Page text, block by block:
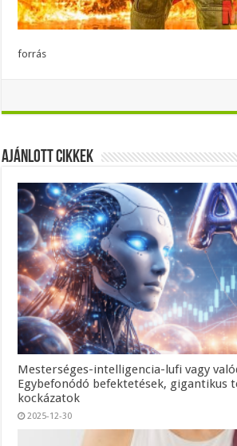
forrás
Ajánlott Cikkek
Mesterséges-intelligencia-lufi vagy
Egybefonódó befektetések, gigantikus
kockázatok
2025-12-30